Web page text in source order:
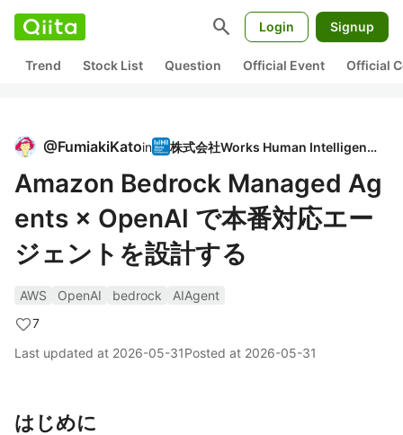
search Login Signup
Trend Stock List Question Official Event Official
@FumiakiKatoin 株式会社Works Human Intelligence
Amazon Bedrock Managed Ag
ents × OpenAI で本番対応エー
ジェントを設計する
AWS OpenAI bedrock
AIAgent
7
Last updated at 2026-05-31Posted at 2026-05-31
はじめに